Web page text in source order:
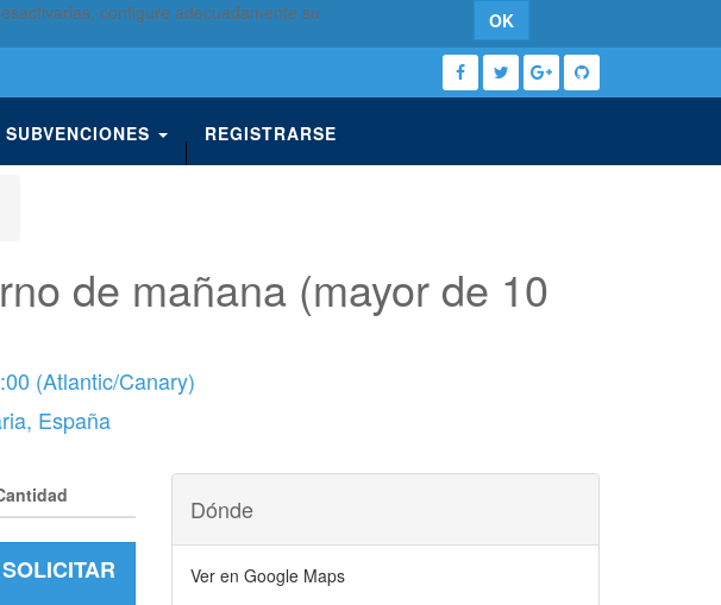
configure adecuadamente su
OK
SUBVENCIONES REGISTRARSE
de mañana (mayor de 10
(Atlantic/Canary)
, España
SOLICITAR
Dónde
Ver en Google Maps